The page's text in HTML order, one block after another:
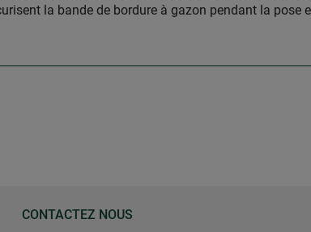
la bande de bordure à gazon pendant la pose
CONTACTEZ NOUS